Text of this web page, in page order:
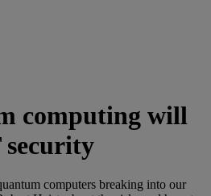
computing will
computers breaking into our